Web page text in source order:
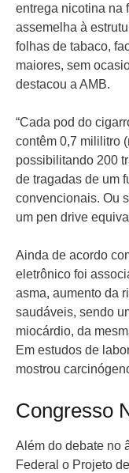
entrega nicotina na
assemelha à
folhas de tabaco,
maiores, sem
destacou a AMB.
“Cada pod do
contêm 0,7 mililitro
possibilitando 200
de tragadas de um
convencionais. Ou
um pen drive
Ainda de acordo
eletrônico foi
asma, aumento da
saudáveis, sendo
miocárdio, da
Em estudos de
mostrou
Congresso
Além do debate no
Federal o Projeto